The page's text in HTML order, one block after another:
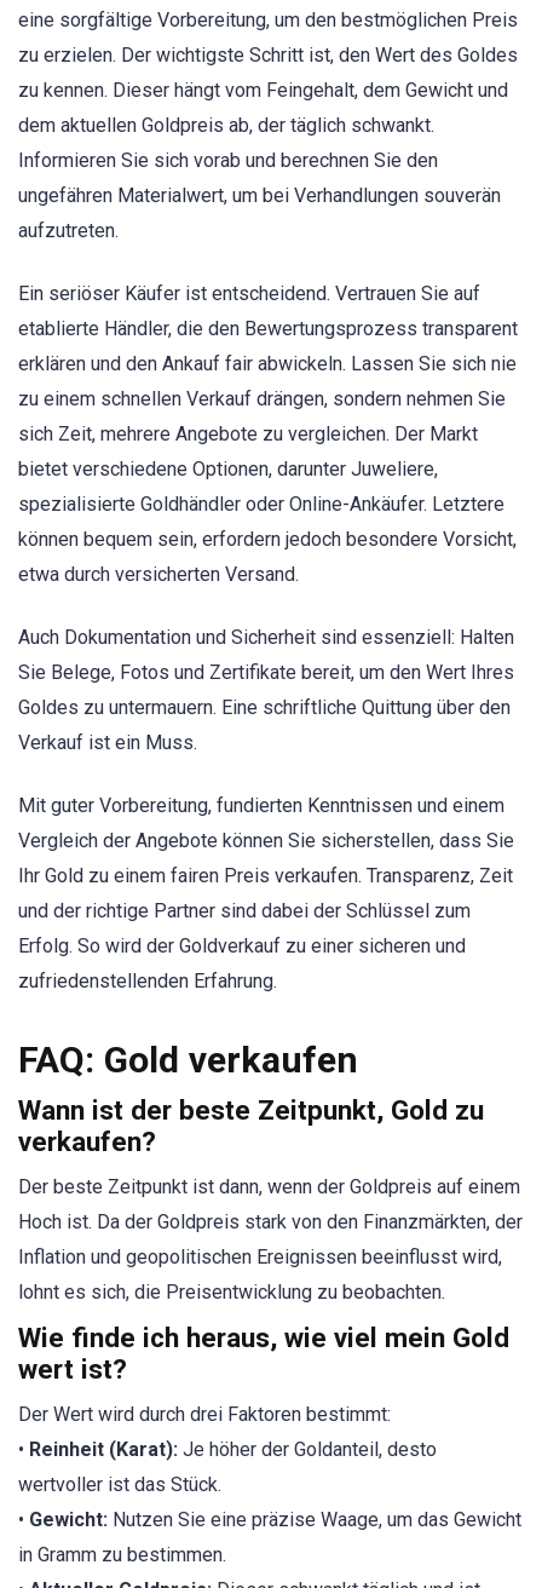
eine sorgfältige Vorbereitung, um den bestmöglichen Preis
zu erzielen. Der wichtigste Schritt ist, den Wert des Goldes
zu kennen. Dieser hängt vom Feingehalt, dem Gewicht und
dem aktuellen Goldpreis ab, der täglich schwankt.
Informieren Sie sich vorab und berechnen Sie den
ungefähren Materialwert, um bei Verhandlungen souverän
aufzutreten.
Ein seriöser Käufer ist entscheidend. Vertrauen Sie auf
etablierte Händler, die den Bewertungsprozess transparent
erklären und den Ankauf fair abwickeln. Lassen Sie sich nie
zu einem schnellen Verkauf drängen, sondern nehmen Sie
sich Zeit, mehrere Angebote zu vergleichen. Der Markt
bietet verschiedene Optionen, darunter Juweliere,
spezialisierte Goldhändler oder Online-Ankäufer. Letztere
können bequem sein, erfordern jedoch besondere Vorsicht,
etwa durch versicherten Versand.
Auch Dokumentation und Sicherheit sind essenziell: Halten
Sie Belege, Fotos und Zertifikate bereit, um den Wert Ihres
Goldes zu untermauern. Eine schriftliche Quittung über den
Verkauf ist ein Muss.
Mit guter Vorbereitung, fundierten Kenntnissen und einem
Vergleich der Angebote können Sie sicherstellen, dass Sie
Ihr Gold zu einem fairen Preis verkaufen. Transparenz, Zeit
und der richtige Partner sind dabei der Schlüssel zum
Erfolg. So wird der Goldverkauf zu einer sicheren und
zufriedenstellenden Erfahrung.
FAQ: Gold verkaufen
Wann ist der beste Zeitpunkt, Gold zu
verkaufen?
Der beste Zeitpunkt ist dann, wenn der Goldpreis auf einem
Hoch ist. Da der Goldpreis stark von den Finanzmärkten, der
Inflation und geopolitischen Ereignissen beeinflusst wird,
lohnt es sich, die Preisentwicklung zu beobachten.
Wie finde ich heraus, wie viel mein Gold
wert ist?
Der Wert wird durch drei Faktoren bestimmt:
• Reinheit (Karat): Je höher der Goldanteil, desto
wertvoller ist das Stück.
• Gewicht: Nutzen Sie eine präzise Waage, um das Gewicht
in Gramm zu bestimmen.